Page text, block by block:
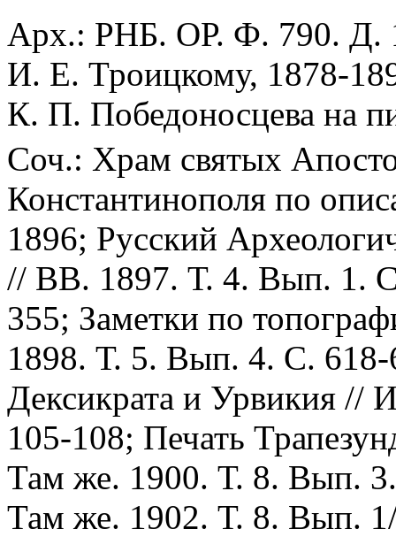
Арх.: РНБ. ОР. Ф. 790. Д.
И. Е. Троицкому, 1878-
К. П. Победоносцева на
Соч.: Храм святых
Константинополя по
1896; Русский
// ВВ. 1897. Т. 4. Вып. 1.
355; Заметки по
1898. Т. 5. Вып. 4. С.
Дексикрата и Урвикия
105-108; Печать
Там же. 1900. Т. 8. Вып.
Там же. 1902. Т. 8. Вып.